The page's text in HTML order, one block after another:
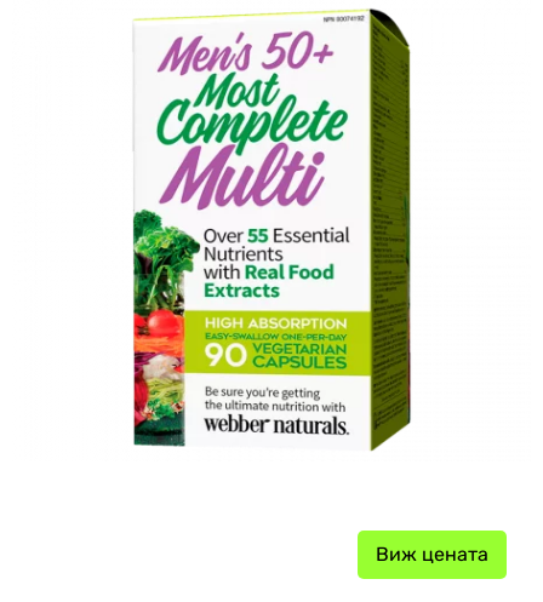
Виж цената